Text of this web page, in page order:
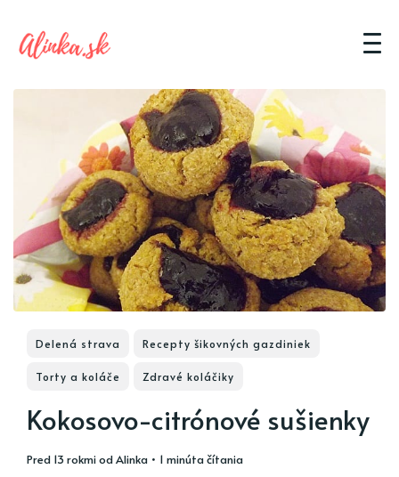
Delená strava Recepty šikovných gazdiniek
Torty a koláče Zdravé koláčiky
Kokosovo-citrónové sušienky
pred 13 rokmiodAlinka • 1 minúta čítania